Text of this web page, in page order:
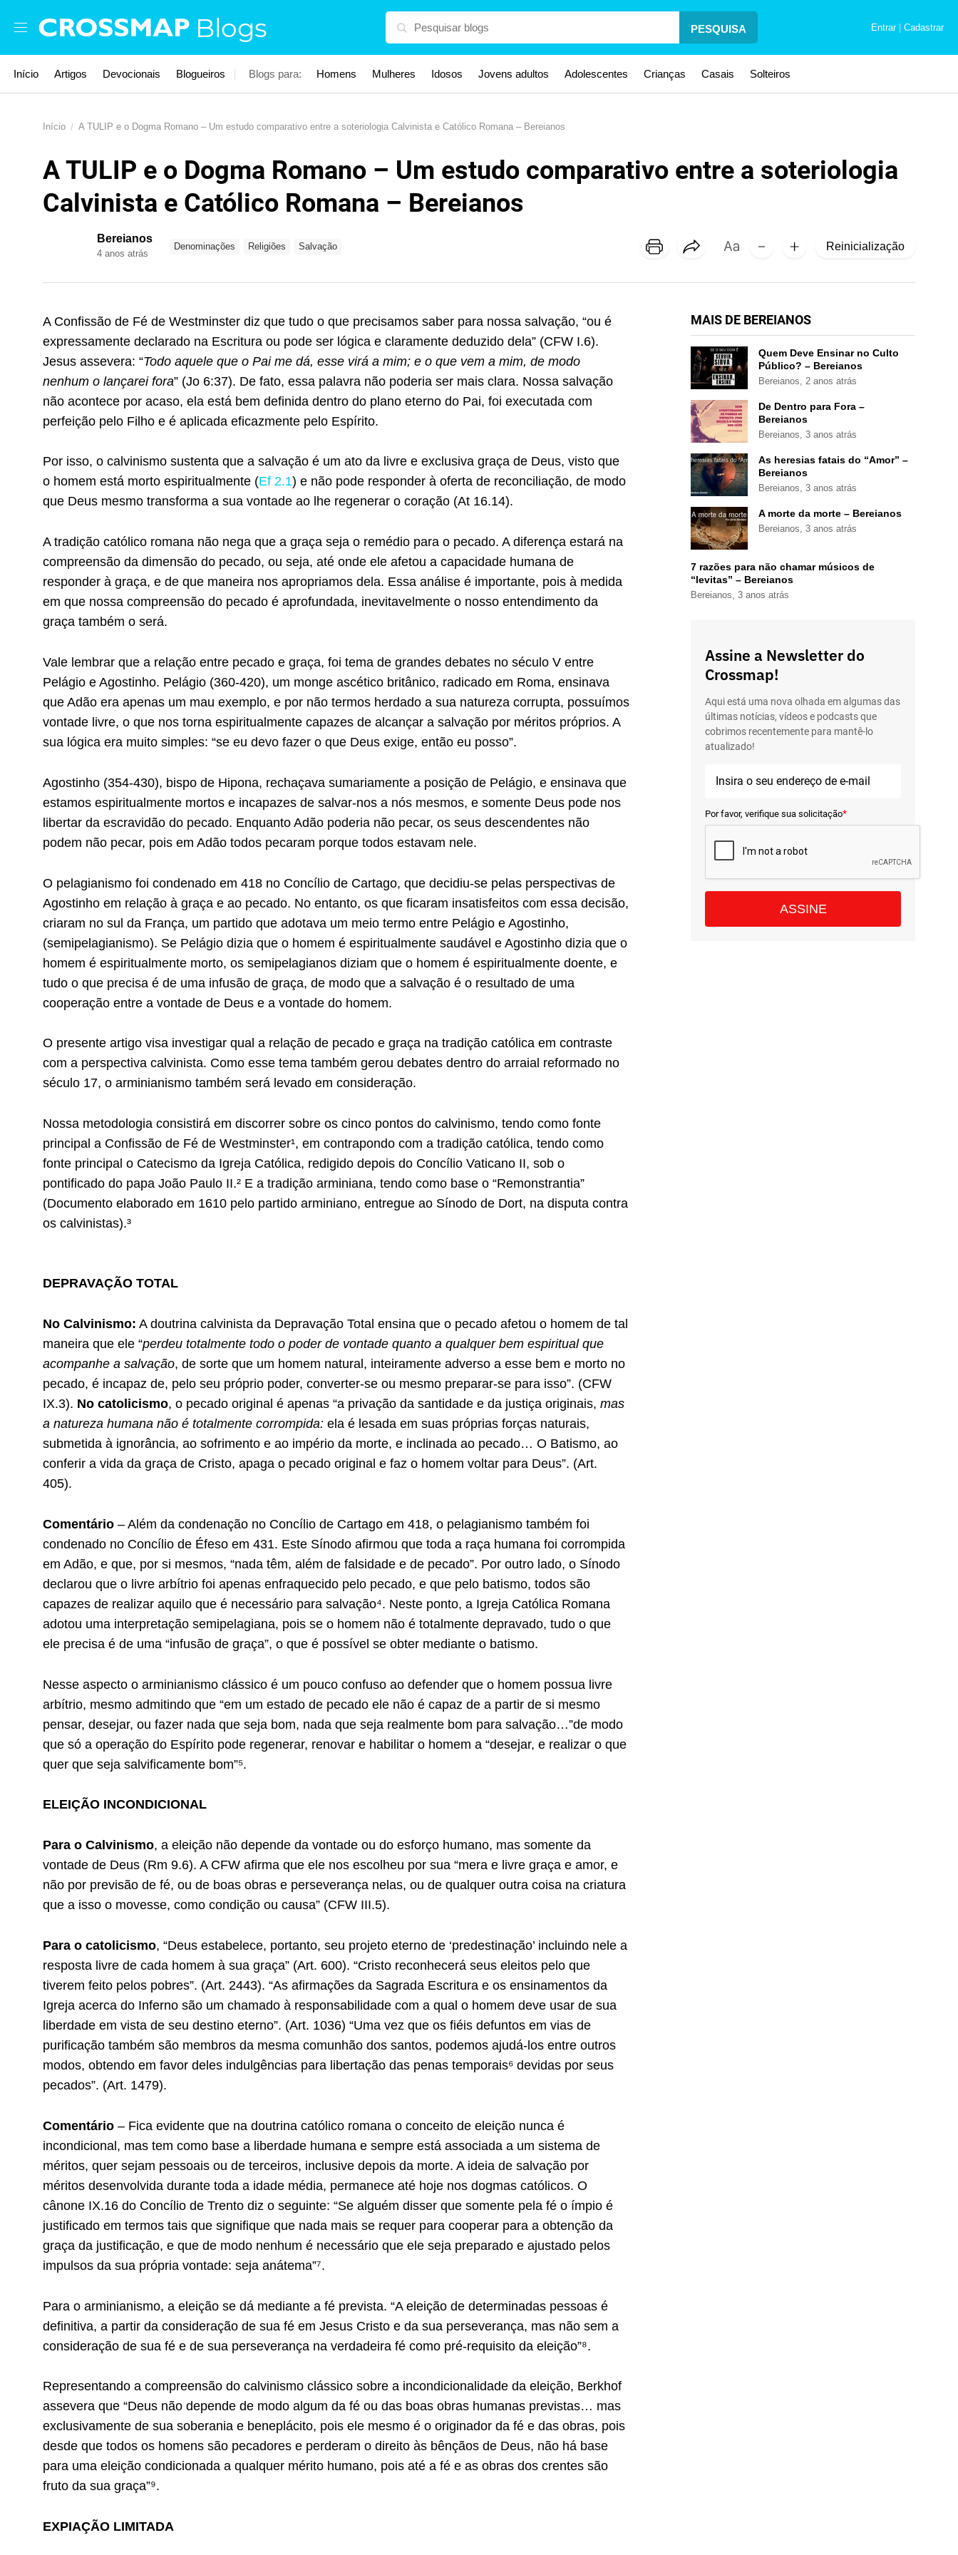
Blogs PESQUISA Entrar | Cadastrar
Início Artigos Devocionais Blogueiros Blogs para: Homens Mulheres Idosos Jovens adultos Adolescentes Crianças Casais Solteiros
Início A TULIP e o Dogma Romano – Um estudo comparativo entre a soteriologia Calvinista e Católico Romana – Bereianos
A TULIP e o Dogma Romano – Um estudo comparativo entre a soteriologia
Calvinista e Católico Romana – Bereianos
Bereianos
4 anos atrás
Denominações Religiões Salvação Reinicialização
A Confissão de Fé de Westminster diz que tudo o que precisamos saber para nossa salvação, “ou é
expressamente declarado na Escritura ou pode ser lógica e claramente deduzido dela” (CFW I.6).
Jesus assevera: “Todo aquele que o Pai me dá, esse virá a mim; e o que vem a mim, de modo
nenhum o lançarei fora” (Jo 6:37). De fato, essa palavra não poderia ser mais clara. Nossa salvação
não acontece por acaso, ela está bem definida dentro do plano eterno do Pai, foi executada com
perfeição pelo Filho e é aplicada eficazmente pelo Espírito.
Por isso, o calvinismo sustenta que a salvação é um ato da livre e exclusiva graça de Deus, visto que
o homem está morto espiritualmente (Ef 2.1) e não pode responder à oferta de reconciliação, de modo
que Deus mesmo transforma a sua vontade ao lhe regenerar o coração (At 16.14).
A tradição católico romana não nega que a graça seja o remédio para o pecado. A diferença estará na
compreensão da dimensão do pecado, ou seja, até onde ele afetou a capacidade humana de
responder à graça, e de que maneira nos apropriamos dela. Essa análise é importante, pois à medida
em que nossa compreensão do pecado é aprofundada, inevitavelmente o nosso entendimento da
graça também o será.
Vale lembrar que a relação entre pecado e graça, foi tema de grandes debates no século V entre
Pelágio e Agostinho. Pelágio (360-420), um monge ascético britânico, radicado em Roma, ensinava
que Adão era apenas um mau exemplo, e por não termos herdado a sua natureza corrupta, possuímos
vontade livre, o que nos torna espiritualmente capazes de alcançar a salvação por méritos próprios. A
sua lógica era muito simples: “se eu devo fazer o que Deus exige, então eu posso”.
Agostinho (354-430), bispo de Hipona, rechaçava sumariamente a posição de Pelágio, e ensinava que
estamos espiritualmente mortos e incapazes de salvar-nos a nós mesmos, e somente Deus pode nos
libertar da escravidão do pecado. Enquanto Adão poderia não pecar, os seus descendentes não
podem não pecar, pois em Adão todos pecaram porque todos estavam nele.
O pelagianismo foi condenado em 418 no Concílio de Cartago, que decidiu-se pelas perspectivas de
Agostinho em relação à graça e ao pecado. No entanto, os que ficaram insatisfeitos com essa decisão,
criaram no sul da França, um partido que adotava um meio termo entre Pelágio e Agostinho,
(semipelagianismo). Se Pelágio dizia que o homem é espiritualmente saudável e Agostinho dizia que o
homem é espiritualmente morto, os semipelagianos diziam que o homem é espiritualmente doente, e
tudo o que precisa é de uma infusão de graça, de modo que a salvação é o resultado de uma
cooperação entre a vontade de Deus e a vontade do homem.
O presente artigo visa investigar qual a relação de pecado e graça na tradição católica em contraste
com a perspectiva calvinista. Como esse tema também gerou debates dentro do arraial reformado no
século 17, o arminianismo também será levado em consideração.
Nossa metodologia consistirá em discorrer sobre os cinco pontos do calvinismo, tendo como fonte
principal a Confissão de Fé de Westminster¹, em contrapondo com a tradição católica, tendo como
fonte principal o Catecismo da Igreja Católica, redigido depois do Concílio Vaticano II, sob o
pontificado do papa João Paulo II.² E a tradição arminiana, tendo como base o “Remonstrantia”
(Documento elaborado em 1610 pelo partido arminiano, entregue ao Sínodo de Dort, na disputa contra
os calvinistas).³
DEPRAVAÇÃO TOTAL
No Calvinismo: A doutrina calvinista da Depravação Total ensina que o pecado afetou o homem de tal
maneira que ele “perdeu totalmente todo o poder de vontade quanto a qualquer bem espiritual que
acompanhe a salvação, de sorte que um homem natural, inteiramente adverso a esse bem e morto no
pecado, é incapaz de, pelo seu próprio poder, converter-se ou mesmo preparar-se para isso”. (CFW
IX.3). No catolicismo, o pecado original é apenas “a privação da santidade e da justiça originais, mas
a natureza humana não é totalmente corrompida: ela é lesada em suas próprias forças naturais,
submetida à ignorância, ao sofrimento e ao império da morte, e inclinada ao pecado… O Batismo, ao
conferir a vida da graça de Cristo, apaga o pecado original e faz o homem voltar para Deus”. (Art.
405).
Comentário – Além da condenação no Concílio de Cartago em 418, o pelagianismo também foi
condenado no Concílio de Éfeso em 431. Este Sínodo afirmou que toda a raça humana foi corrompida
em Adão, e que, por si mesmos, “nada têm, além de falsidade e de pecado”. Por outro lado, o Sínodo
declarou que o livre arbítrio foi apenas enfraquecido pelo pecado, e que pelo batismo, todos são
capazes de realizar aquilo que é necessário para salvação⁴. Neste ponto, a Igreja Católica Romana
adotou uma interpretação semipelagiana, pois se o homem não é totalmente depravado, tudo o que
ele precisa é de uma “infusão de graça”, o que é possível se obter mediante o batismo.
Nesse aspecto o arminianismo clássico é um pouco confuso ao defender que o homem possua livre
arbítrio, mesmo admitindo que “em um estado de pecado ele não é capaz de a partir de si mesmo
pensar, desejar, ou fazer nada que seja bom, nada que seja realmente bom para salvação…”de modo
que só a operação do Espírito pode regenerar, renovar e habilitar o homem a “desejar, e realizar o que
quer que seja salvificamente bom”⁵.
ELEIÇÃO INCONDICIONAL
Para o Calvinismo, a eleição não depende da vontade ou do esforço humano, mas somente da
vontade de Deus (Rm 9.6). A CFW afirma que ele nos escolheu por sua “mera e livre graça e amor, e
não por previsão de fé, ou de boas obras e perseverança nelas, ou de qualquer outra coisa na criatura
que a isso o movesse, como condição ou causa” (CFW III.5).
Para o catolicismo, “Deus estabelece, portanto, seu projeto eterno de ‘predestinação’ incluindo nele a
resposta livre de cada homem à sua graça” (Art. 600). “Cristo reconhecerá seus eleitos pelo que
tiverem feito pelos pobres”. (Art. 2443). “As afirmações da Sagrada Escritura e os ensinamentos da
Igreja acerca do Inferno são um chamado à responsabilidade com a qual o homem deve usar de sua
liberdade em vista de seu destino eterno”. (Art. 1036) “Uma vez que os fiéis defuntos em vias de
purificação também são membros da mesma comunhão dos santos, podemos ajudá-los entre outros
modos, obtendo em favor deles indulgências para libertação das penas temporais⁶ devidas por seus
pecados”. (Art. 1479).
Comentário – Fica evidente que na doutrina católico romana o conceito de eleição nunca é
incondicional, mas tem como base a liberdade humana e sempre está associada a um sistema de
méritos, quer sejam pessoais ou de terceiros, inclusive depois da morte. A ideia de salvação por
méritos desenvolvida durante toda a idade média, permanece até hoje nos dogmas católicos. O
cânone IX.16 do Concílio de Trento diz o seguinte: “Se alguém disser que somente pela fé o ímpio é
justificado em termos tais que signifique que nada mais se requer para cooperar para a obtenção da
graça da justificação, e que de modo nenhum é necessário que ele seja preparado e ajustado pelos
impulsos da sua própria vontade: seja anátema”⁷.
Para o arminianismo, a eleição se dá mediante a fé prevista. “A eleição de determinadas pessoas é
definitiva, a partir da consideração de sua fé em Jesus Cristo e da sua perseverança, mas não sem a
consideração de sua fé e de sua perseverança na verdadeira fé como pré-requisito da eleição”⁸.
Representando a compreensão do calvinismo clássico sobre a incondicionalidade da eleição, Berkhof
assevera que “Deus não depende de modo algum da fé ou das boas obras humanas previstas… mas
exclusivamente de sua soberania e beneplácito, pois ele mesmo é o originador da fé e das obras, pois
desde que todos os homens são pecadores e perderam o direito às bênçãos de Deus, não há base
para uma eleição condicionada a qualquer mérito humano, pois até a fé e as obras dos crentes são
fruto da sua graça”⁹.
EXPIAÇÃO LIMITADA
MAIS DE BEREIANOS
Quem Deve Ensinar no Culto
Público? – Bereianos
Bereianos 2 anos atrás
De Dentro para Fora –
Bereianos
Bereianos 3 anos atrás
As heresias fatais do “Amor” –
Bereianos
Bereianos 3 anos atrás
A morte da morte – Bereianos
Bereianos 3 anos atrás
7 razões para não chamar músicos de
“levitas” – Bereianos
Bereianos 3 anos atrás
Assine a Newsletter do
Crossmap!
Aqui está uma nova olhada em algumas das
últimas notícias, vídeos e podcasts que
cobrimos recentemente para mantê-lo
atualizado!
Por favor, verifique sua solicitação*
ASSINE